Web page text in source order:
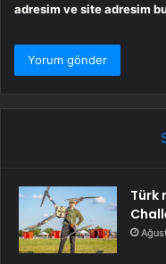
adresim ve site adresim
Türk